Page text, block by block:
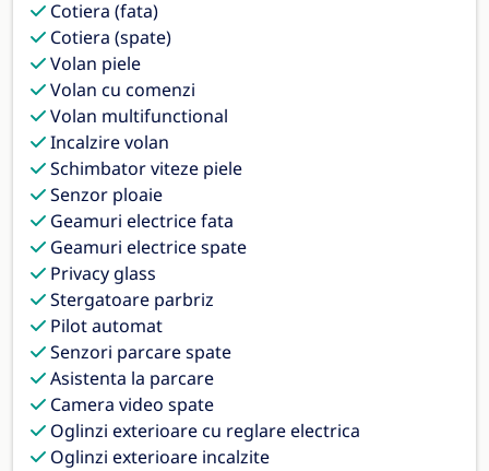
Cotiera (fata)
Cotiera (spate)
Volan piele
Volan cu comenzi
Volan multifunctional
Incalzire volan
Schimbator viteze piele
Senzor ploaie
Geamuri electrice fata
Geamuri electrice spate
Privacy glass
Stergatoare parbriz
Pilot automat
Senzori parcare spate
Asistenta la parcare
Camera video spate
Oglinzi exterioare cu reglare electrica
Oglinzi exterioare incalzite